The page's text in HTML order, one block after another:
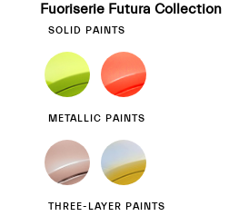
Fuoriserie Futura Collection
SOLID PAINTS
METALLIC PAINTS
THREE-LAYER PAINTS